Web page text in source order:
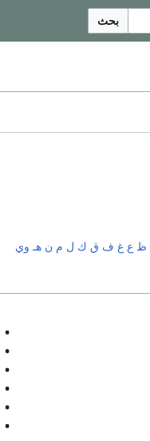
بحث
ظ ع غ ف ق ك ل م ن هـ وي